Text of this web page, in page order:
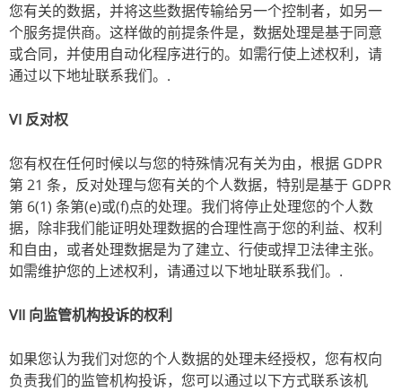
您有关的数据，并将这些数据传输给另一个控制者，如另一
个服务提供商。这样做的前提条件是，数据处理是基于同意
或合同，并使用自动化程序进行的。如需行使上述权利，请
通过以下地址联系我们。.
VI 反对权
您有权在任何时候以与您的特殊情况有关为由，根据 GDPR
第 21 条，反对处理与您有关的个人数据，特别是基于 GDPR
第 6(1) 条第(e)或(f)点的处理。我们将停止处理您的个人数
据，除非我们能证明处理数据的合理性高于您的利益、权利
和自由，或者处理数据是为了建立、行使或捍卫法律主张。
如需维护您的上述权利，请通过以下地址联系我们。.
VII 向监管机构投诉的权利
如果您认为我们对您的个人数据的处理未经授权，您有权向
负责我们的监管机构投诉，您可以通过以下方式联系该机